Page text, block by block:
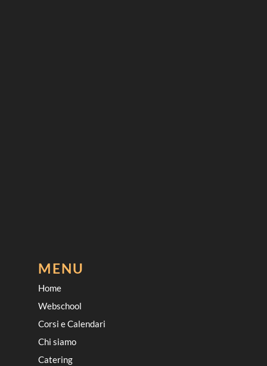
MENU
Home
Webschool
Corsi e Calendari
Chi siamo
Catering